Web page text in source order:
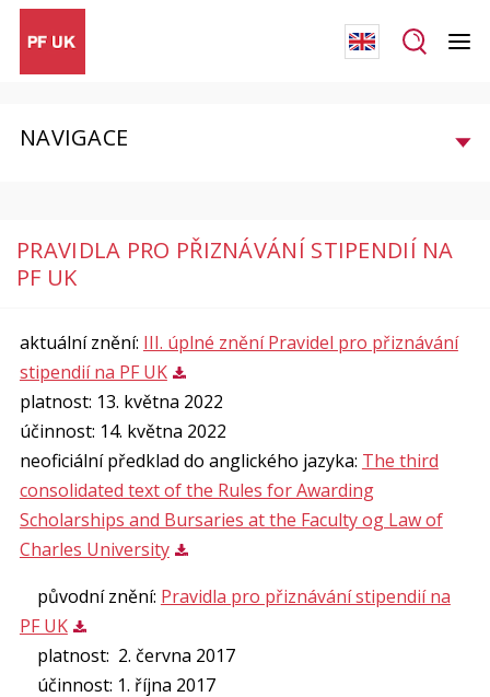
NAVIGACE
PRAVIDLA PRO PŘIZNÁVÁNÍ STIPENDIÍ NA
PF UK
aktuální znění: III. úplné znění Pravidel pro přiznávání
stipendií na PF UK
platnost: 13. května 2022
účinnost: 14. května 2022
neoficiální předklad do anglického jazyka: The third
consolidated text of the Rules for Awarding
Scholarships and Bursaries at the Faculty og Law of
Charles University
původní znění: Pravidla pro přiznávání stipendií na
PF UK
platnost: 2. června 2017
účinnost: 1. října 2017